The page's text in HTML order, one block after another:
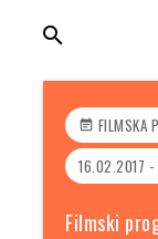
search
event_note FILMSKA
16.02.2017
Filmski